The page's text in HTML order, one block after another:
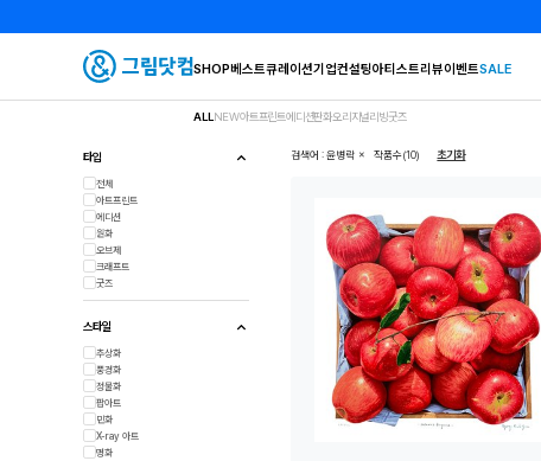
SHOP베스트큐레이션기업컨설팅아티스트리뷰이벤트SALE
ALL NEW아트프린트에디션판화오리지널리빙굿즈
타입
전체
아트프린트
에디션
원화
오브제
크래프트
굿즈
스타일
추상화
풍경화
정물화
팝아트
민화
X-ray 아트
명화
검색어 : 윤병락 × 작품수(10) 초기화